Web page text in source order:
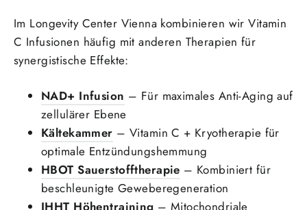
Im Longevity Center Vienna kombinieren wir Vitamin
C Infusionen häufig mit anderen Therapien für
synergistische Effekte:
NAD+ Infusion – Für maximales Anti-Aging auf
zellulärer Ebene
Kältekammer – Vitamin C + Kryotherapie für
optimale Entzündungshemmung
HBOT Sauerstofftherapie – Kombiniert für
beschleunigte Geweberegeneration
IHHT Höhentraining – Mitochondriale